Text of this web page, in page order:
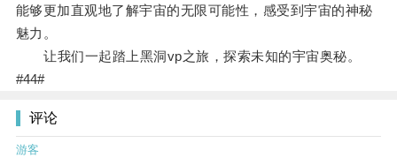
能够更加直观地了解宇宙的无限可能性，感受到宇宙的神秘
魅力。
让我们一起踏上黑洞vp之旅，探索未知的宇宙奥秘。
#44#
评论
游客